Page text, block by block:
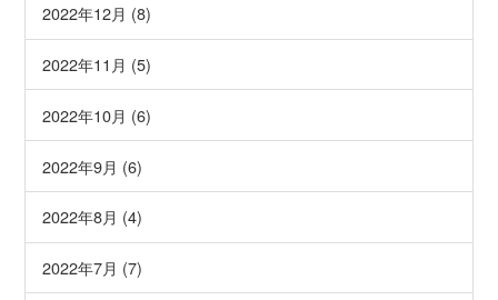
2022年12月 (8)
2022年11月 (5)
2022年10月 (6)
2022年9月 (6)
2022年8月 (4)
2022年7月 (7)